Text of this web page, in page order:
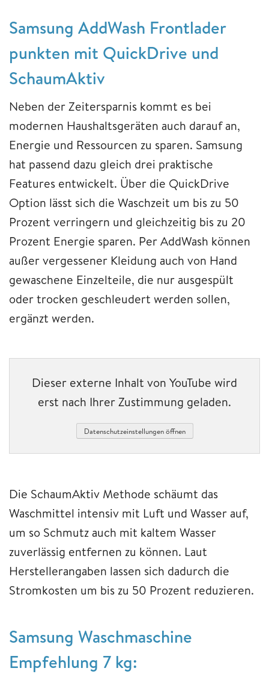
Samsung AddWash Frontlader
punkten mit QuickDrive und
SchaumAktiv
Neben der Zeitersparnis kommt es bei
modernen Haushaltsgeräten auch darauf an,
Energie und Ressourcen zu sparen. Samsung
hat passend dazu gleich drei praktische
Features entwickelt. Über die QuickDrive
Option lässt sich die Waschzeit um bis zu 50
Prozent verringern und gleichzeitig bis zu 20
Prozent Energie sparen. Per AddWash können
außer vergessener Kleidung auch von Hand
gewaschene Einzelteile, die nur ausgespült
oder trocken geschleudert werden sollen,
ergänzt werden.
Dieser externe Inhalt von YouTube wird
erst nach Ihrer Zustimmung geladen.
Datenschutzeinstellungen öffnen
Die SchaumAktiv Methode schäumt das
Waschmittel intensiv mit Luft und Wasser auf,
um so Schmutz auch mit kaltem Wasser
zuverlässig entfernen zu können. Laut
Herstellerangaben lassen sich dadurch die
Stromkosten um bis zu 50 Prozent reduzieren.
Samsung Waschmaschine
Empfehlung 7 kg: